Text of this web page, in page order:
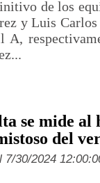
de los
y Luis
A,
se mide al
del
7/30/2024